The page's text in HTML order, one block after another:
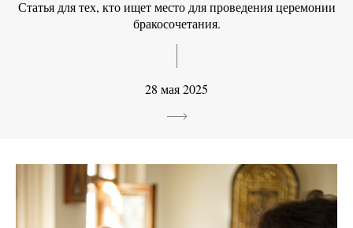
Статья для тех, кто ищет место для проведения церемонии
бракосочетания.
28 мая 2025